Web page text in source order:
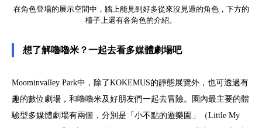
在角色登場的展示空間中，牆上能見到好多從來沒見過的角色，下方的
檯子上還有各角色的介紹。
想了解嚕嚕米？一起去看多媒體劇場吧
Moominvalley Park中，除了KOKEMUS的靜態展覽外，也可透過有
趣的數位劇場，和嚕嚕米及好朋友們一起去冒險。園內最主要的體
驗型多媒體劇場有兩個，分別是「小不點的遊樂園」（Little My